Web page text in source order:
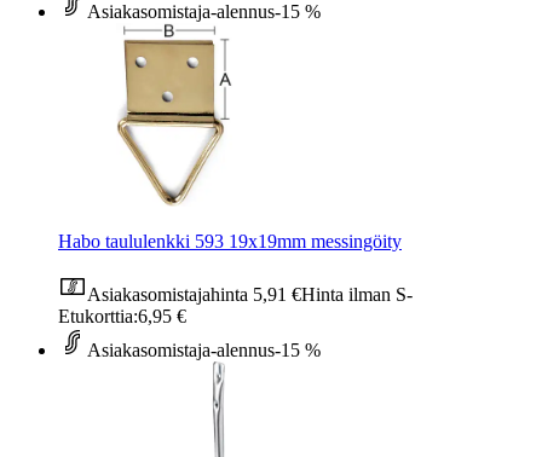
Asiakasomistaja-alennus-15 %
Habo taululenkki 593 19x19mm messingöity
Asiakasomistajahinta 5,91 €Hinta ilman S-
Etukorttia:6,95 €
Asiakasomistaja-alennus-15 %